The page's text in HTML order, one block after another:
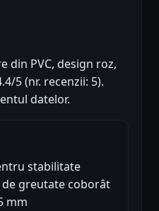
din PVC, design roz,
5 (nr. recenzii: 5).
datelor.
stabilitate
greutate coborât
mm